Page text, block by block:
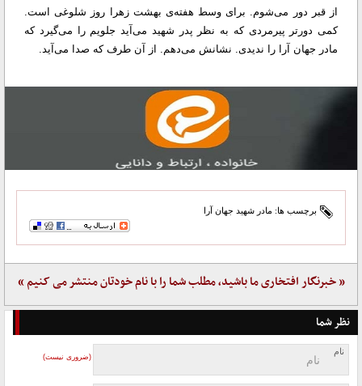
از قبر دور می‌شوم. برای وسط هفته‌ی بهشت زهرا روز شلوغی است.
کمی دور‌تر پیرمردی که به نظر پدر شهید می‌‎آید جلویم را می‌گیرد که
مادر جهان آرا را ندیدی. نشانش می‌دهم. از آن طرف که صدا می‌آید.
برچسب ها: مادر شهید جهان آرا
« خبرنگار افتخاری ما باشید، مطلب شما را با نام خودتان منتشر می کنیم »
نظر شما
نام
(ضروری نیست)